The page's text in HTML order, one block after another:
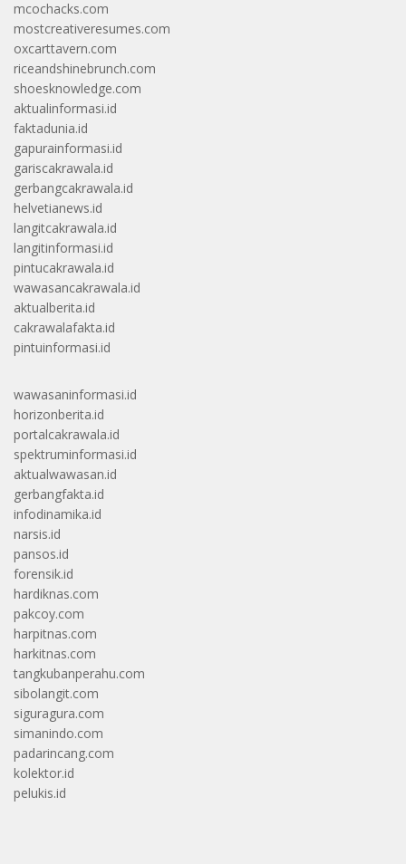
mcochacks.com
mostcreativeresumes.com
oxcarttavern.com
riceandshinebrunch.com
shoesknowledge.com
aktualinformasi.id
faktadunia.id
gapurainformasi.id
gariscakrawala.id
gerbangcakrawala.id
helvetianews.id
langitcakrawala.id
langitinformasi.id
pintucakrawala.id
wawasancakrawala.id
aktualberita.id
cakrawalafakta.id
pintuinformasi.id
wawasaninformasi.id
horizonberita.id
portalcakrawala.id
spektruminformasi.id
aktualwawasan.id
gerbangfakta.id
infodinamika.id
narsis.id
pansos.id
forensik.id
hardiknas.com
pakcoy.com
harpitnas.com
harkitnas.com
tangkubanperahu.com
sibolangit.com
siguragura.com
simanindo.com
padarincang.com
kolektor.id
pelukis.id